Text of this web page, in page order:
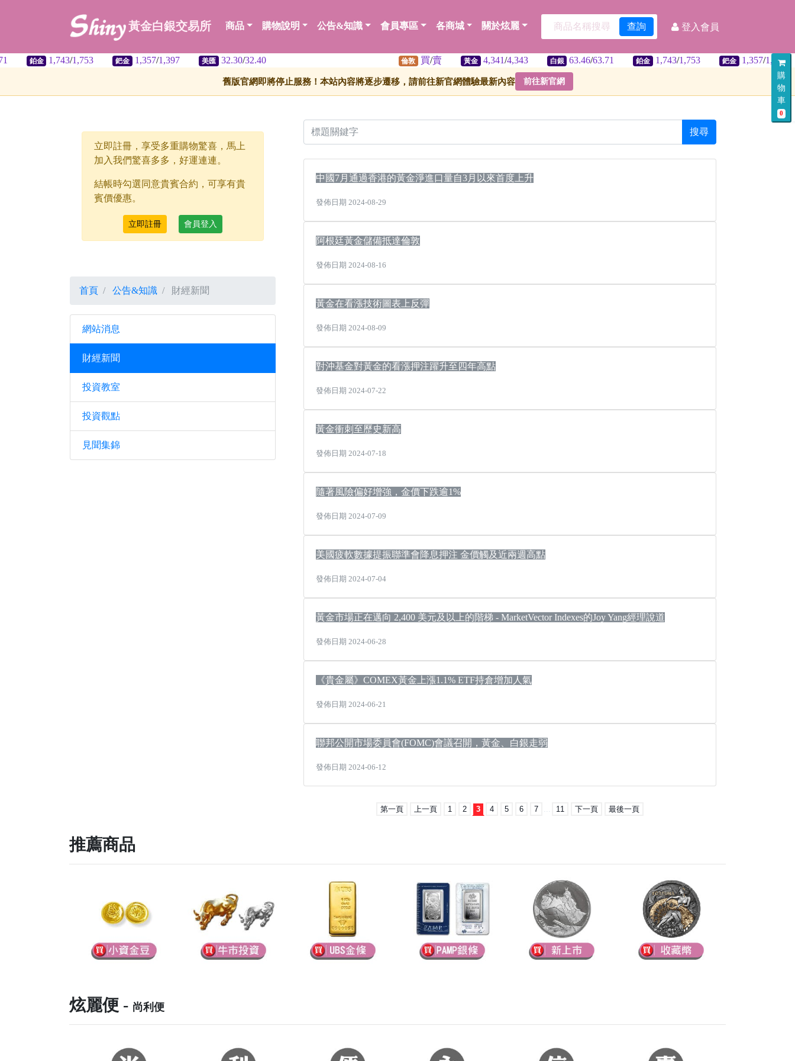
購
物
車
0
黃金白銀交易所 商品 購物說明 公告&知識 會員專區 各商城 關於炫麗 查詢 登入會員
鉑金 1,743/1,753 鈀金 1,357/ 1,397 美匯 32.30/ 32.40 買/賣 黃金 4,341/ 4,343 白銀 63.46/63.71 鉑金 1,743/ 1,753 鈀金 1,357/ 1,397 美
舊版官網即將停止服務！本站內容將逐步遷移，請前往新官網體驗最新內容 前往新官網
立即註冊，享受多重購物驚喜，馬上
加入我們驚喜多多，好運連連。
結帳時勾選同意貴賓合約，可享有貴
賓價優惠。
立即註冊 會員登入
首頁 公告&知識 財經新聞
網站消息
財經新聞
投資教室
投資觀點
見聞集錦
搜尋
中國7月通過香港的黃金淨進口量自3月以來首度上升
發佈日期 2024-08-29
阿根廷黃金儲備抵達倫敦
發佈日期 2024-08-16
黃金在看漲技術圖表上反彈
發佈日期 2024-08-09
對沖基金對黃金的看漲押注躍升至四年高點
發佈日期 2024-07-22
黃金衝刺至歷史新高
發佈日期 2024-07-18
隨著風險偏好增強，金價下跌逾1%
發佈日期 2024-07-09
美國疲軟數據提振聯準會降息押注 金價觸及近兩週高點
發佈日期 2024-07-04
黃金市場正在邁向 2,400 美元及以上的階梯 - MarketVector Indexes的Joy Yang經理說道
發佈日期 2024-06-28
《貴金屬》COMEX黃金上漲1.1% ETF持倉增加人氣
發佈日期 2024-06-21
聯邦公開市場委員會(FOMC)會議召開，黃金、白銀走弱
發佈日期 2024-06-12
第一頁 上一頁 1 2 3 4 5 6 7 ... 11 下一頁 最後一頁
推薦商品
炫麗便 - 尚利便